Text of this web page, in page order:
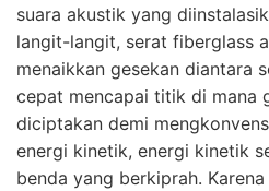
suara akustik yang
langit-langit, serat fiberglass
menaikkan gesekan diantara
cepat mencapai titik di mana
diciptakan demi
energi kinetik, energi kinetik
benda yang berkiprah.